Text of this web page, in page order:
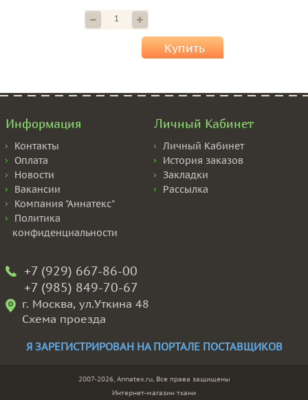
Купить
Информация
Контакты
Оплата
Новости
Вакансии
Компания "Аннатекс"
Политика
конфиденциальности
Личный Кабинет
Личный Кабинет
История заказов
Закладки
Рассылка
+7 (929) 667-86-00
+7 (985) 849-70-67
г. Москва, ул.Уткина 48
Схема проезда
Я ЗАРЕГИСТРИРОВАН НА ПОРТАЛЕ ПОСТАВЩИКОВ
2007-2026, Annatex.ru, Все права защищены
Интернет-магазин ткани